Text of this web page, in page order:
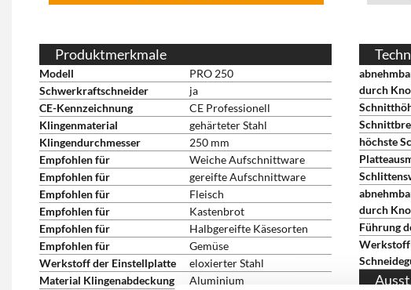
Produktmerkmale
Modell
PRO 250
Schwerkraftschneider
ja
CE-Kennzeichnung
CE Professionell
Klingenmaterial
gehärteter Stahl
Klingendurchmesser
250 mm
Empfohlen für
Weiche Aufschnittware
Empfohlen für
gereifte Aufschnittware
Empfohlen für
Fleisch
Empfohlen für
Kastenbrot
Empfohlen für
Halbgereifte Käsesorten
Empfohlen für
Gemüse
Werkstoff der Einstellplatte
eloxierter Stahl
Material Klingenabdeckung
Aluminium
durch
höchste
durch
Führung
Werkstoff